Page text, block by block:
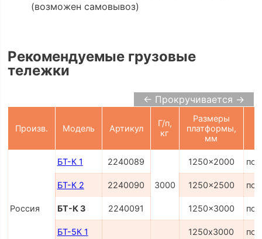
(возможен самовывоз)
Рекомендуемые грузовые
тележки
← Прокручивается →
Произв. Модель Артикул
Г/п,
кг
Размеры
платформы,
мм
Россия
БТ-К 1 2240089
3000
1250x2000 по
БТ-К 2 2240090 1250x2500 по
БТ-К 3 2240091 1250x3000 по
БТ-5К 1
1250х3000 по